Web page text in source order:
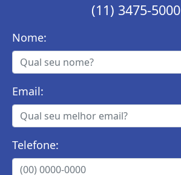
(11) 3475-5000
Nome:
Email:
Telefone: